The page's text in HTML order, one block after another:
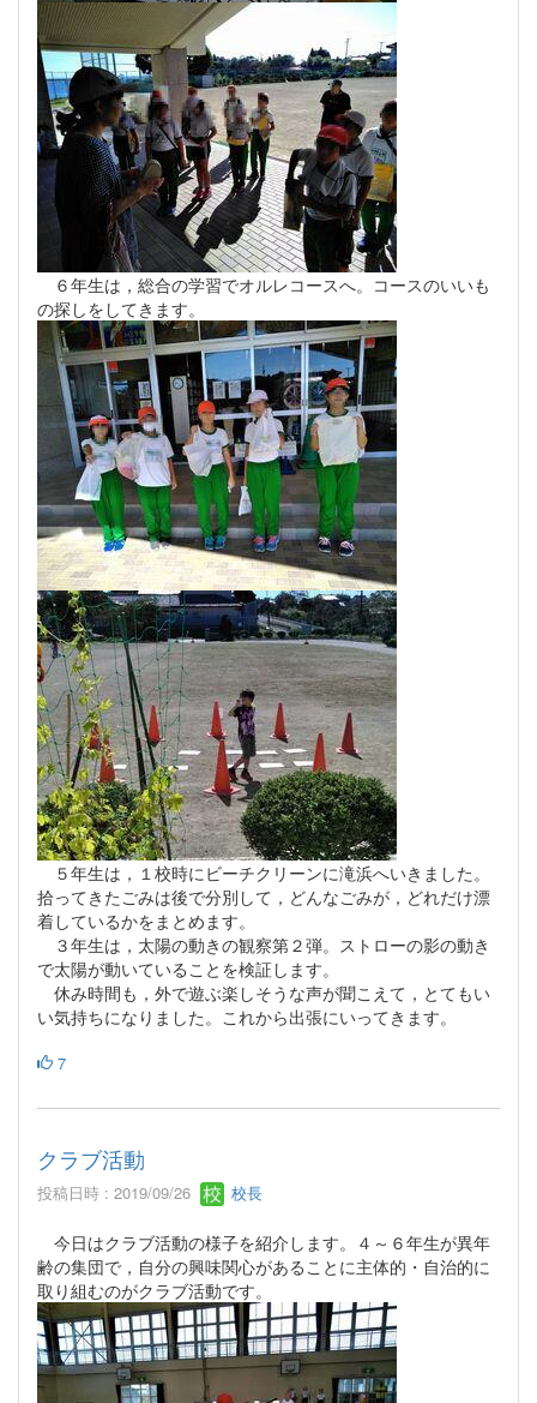
６年生は，総合の学習でオルレコースへ。コースのいいも
の探しをしてきます。
５年生は，１校時にビーチクリーンに滝浜へいきました。
拾ってきたごみは後で分別して，どんなごみが，どれだけ漂
着しているかをまとめます。
３年生は，太陽の動きの観察第２弾。ストローの影の動き
で太陽が動いていることを検証します。
休み時間も，外で遊ぶ楽しそうな声が聞こえて，とてもい
い気持ちになりました。これから出張にいってきます。
7
クラブ活動
投稿日時 : 2019/09/26 校長
今日はクラブ活動の様子を紹介します。４～６年生が異年
齢の集団で，自分の興味関心があることに主体的・自治的に
取り組むのがクラブ活動です。